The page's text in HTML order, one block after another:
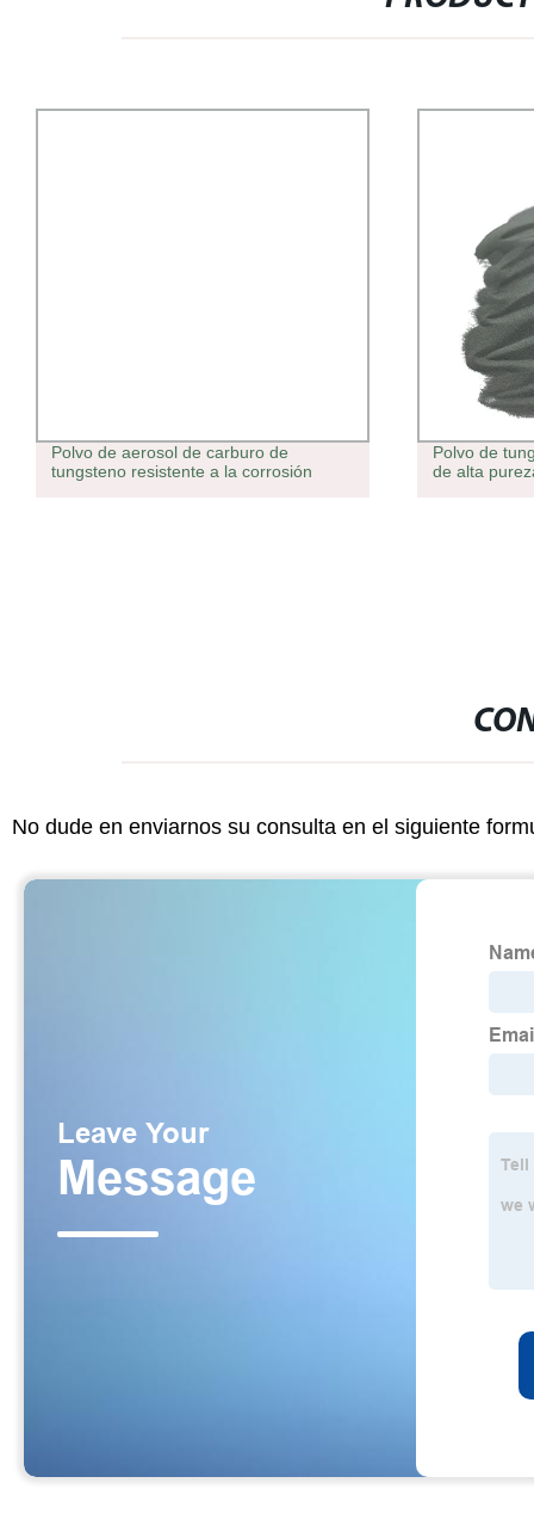
Polvo de aerosol de carburo de
tungsteno resistente a la corrosión
Polvo de
de alta
No dude en enviarnos su consulta en el siguiente